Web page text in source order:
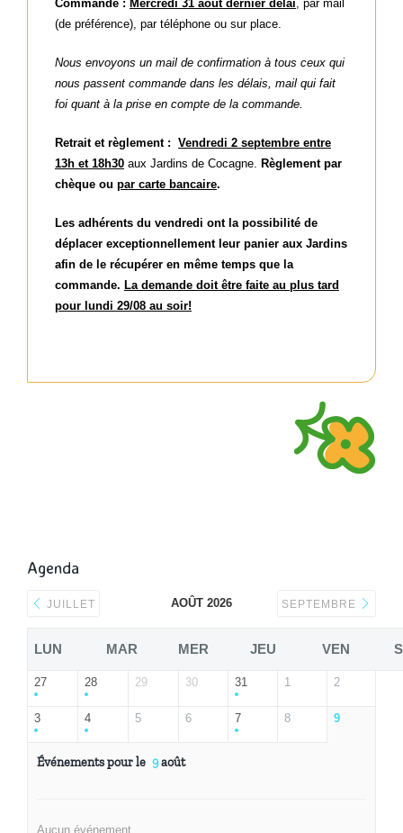
Commande : Mercredi 31 août dernier délai , par mail
(de préférence), par téléphone ou sur place.
Nous envoyons un mail de confirmation à tous ceux qui
nous passent commande dans les délais, mail qui fait
foi quant à la prise en compte de la commande.
Retrait et règlement : Vendredi 2 septembre entre
13h et 18h30 aux Jardins de Cocagne.
Règlement par
chèque ou par carte bancaire.
Les adhérents du vendredi ont la possibilité de
déplacer exceptionnellement leur panier aux Jardins
afin de le récupérer en même temps que la
commande. La demande doit être faite au plus tard
pour lundi 29/08 au soir!
Agenda
JUILLET AOÛT 2026 SEPTEMBRE
LUN MAR MER JEU VEN
27 28 29 30 31 1 2
3 4 5 6 7 8 9
Événements pour le 9août
Aucun événement